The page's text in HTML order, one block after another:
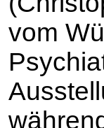
vom